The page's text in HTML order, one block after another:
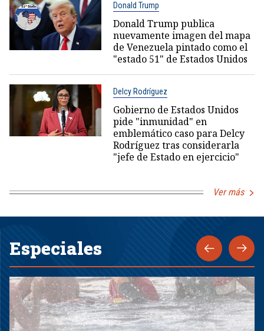
Donald Trump
Donald Trump publica
nuevamente imagen del mapa
de Venezuela pintado como el
"estado 51" de Estados Unidos
Delcy Rodríguez
Gobierno de Estados Unidos
pide "inmunidad" en
emblemático caso para Delcy
Rodríguez tras considerarla
"jefe de Estado en ejercicio"
Ver más
Especiales